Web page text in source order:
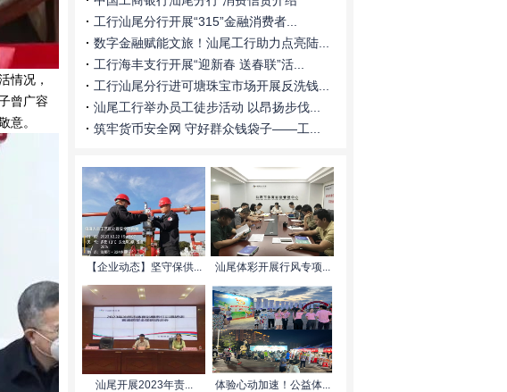
情况，
曾广容
意。
工行汕尾分行开展“315”金融消费者...
数字金融赋能文旅！汕尾工行助力点亮陆...
工行海丰支行开展“迎新春 送春联”活...
工行汕尾分行进可塘珠宝市场开展反洗钱...
汕尾工行举办员工徒步活动 以昂扬步伐...
筑牢货币安全网 守好群众钱袋子——工...
【企业动态】坚守保供... 汕尾体彩开展行风专项...
汕尾开展2023年责... 体验心动加速！公益体...